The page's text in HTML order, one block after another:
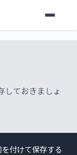
しておきましょ
付けて保存する